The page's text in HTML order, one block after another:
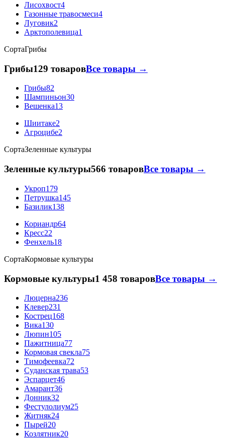
Лисохвост4
Газонные травосмеси4
Луговик2
Арктополевица1
СортаГрибы
Грибы129 товаровВсе товары →
Грибы82
Шампиньон30
Вешенка13
Шиитаке2
Агроцибе2
СортаЗеленные культуры
Зеленные культуры566 товаровВсе товары →
Укроп179
Петрушка145
Базилик138
Кориандр64
Кресс22
Фенхель18
СортаКормовые культуры
Кормовые культуры1 458 товаровВсе товары →
Люцерна236
Клевер231
Кострец168
Вика130
Люпин105
Пажитница77
Кормовая свекла75
Тимофеевка72
Суданская трава53
Эспарцет46
Амарант36
Донник32
Фестулолиум25
Житняк24
Пырей20
Козлятник20